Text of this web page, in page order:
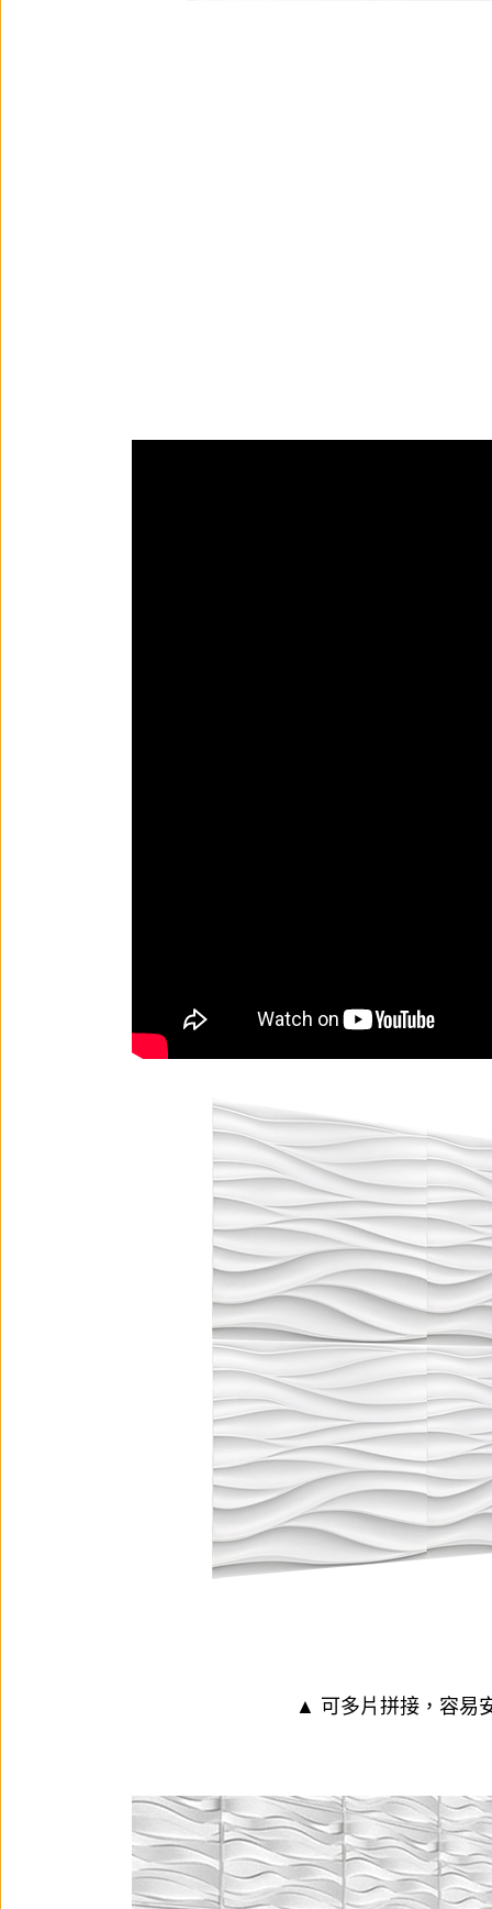
▲ 可多片拼接，容易